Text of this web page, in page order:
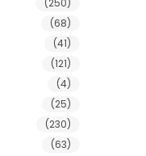
(250)
(68)
(41)
(121)
(4)
(25)
(230)
(63)